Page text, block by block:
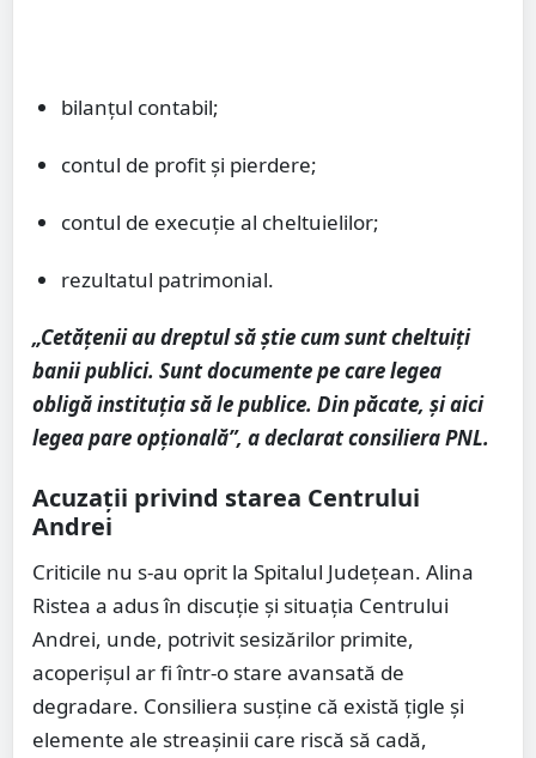
bilanțul contabil;
contul de profit și pierdere;
contul de execuție al cheltuielilor;
rezultatul patrimonial.
„Cetățenii au dreptul să știe cum sunt cheltuiți
banii publici. Sunt documente pe care legea
obligă instituția să le publice. Din păcate, și aici
legea pare opțională”, a declarat consiliera PNL.
Acuzații privind starea Centrului
Andrei
Criticile nu s-au oprit la Spitalul Județean. Alina
Ristea a adus în discuție și situația Centrului
Andrei, unde, potrivit sesizărilor primite,
acoperișul ar fi într-o stare avansată de
degradare. Consiliera susține că există țigle și
elemente ale streașinii care riscă să cadă,